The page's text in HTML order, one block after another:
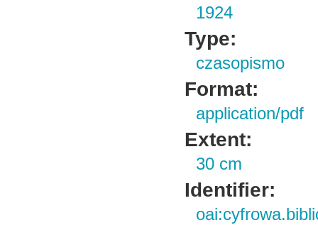
1924
Type:
czasopismo
Format:
application/pdf
Extent:
30 cm
Identifier: